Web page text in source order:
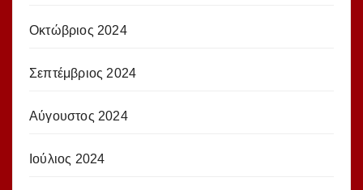
Οκτώβριος 2024
Σεπτέμβριος 2024
Αύγουστος 2024
Ιούλιος 2024